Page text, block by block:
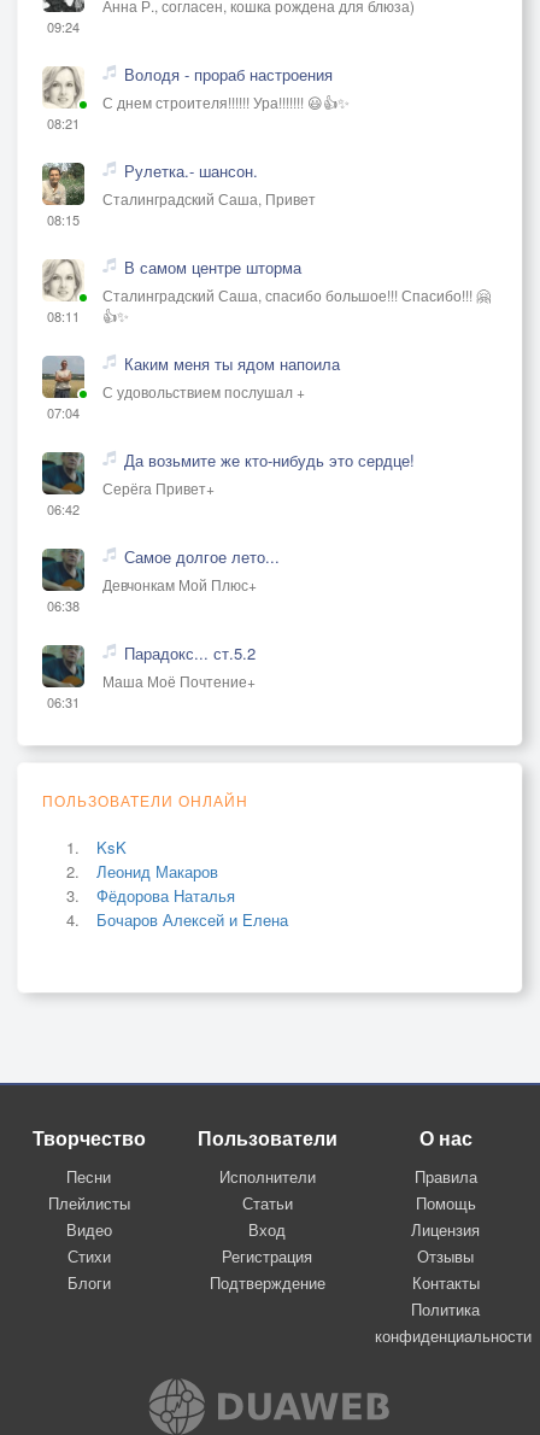
09:24
Анна Р., согласен, кошка рождена для блюза)
08:21
Володя - прораб настроения
С днем строителя!!!!!! Ура!!!!!!! 😃👍✨
08:15
Рулетка.- шансон.
Сталинградский Саша, Привет
08:11
В самом центре шторма
Сталинградский Саша, спасибо большое!!! Спасибо!!! 🤗
👍✨
07:04
Каким меня ты ядом напоила
С удовольствием послушал +
06:42
Да возьмите же кто-нибудь это сердце!
Серёга Привет+
06:38
Самое долгое лето...
Девчонкам Мой Плюс+
06:31
Парадокс... ст.5.2
Маша Моё Почтение+
ПОЛЬЗОВАТЕЛИ ОНЛАЙН
KsK
Леонид Макаров
Фёдорова Наталья
Бочаров Алексей и Елена
Творчество
Песни
Плейлисты
Видео
Стихи
Блоги
Пользователи
Исполнители
Статьи
Вход
Регистрация
Подтверждение
О нас
Правила
Помощь
Лицензия
Отзывы
Контакты
Политика
конфиденциальности